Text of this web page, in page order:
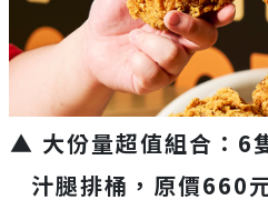
▲ 大份量超值組合：6
汁腿排桶，原價660